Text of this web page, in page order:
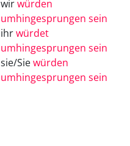
wirwürden
umhingesprungen sein
ihrwürdet
umhingesprungen sein
sie/Siewürden
umhingesprungen sein